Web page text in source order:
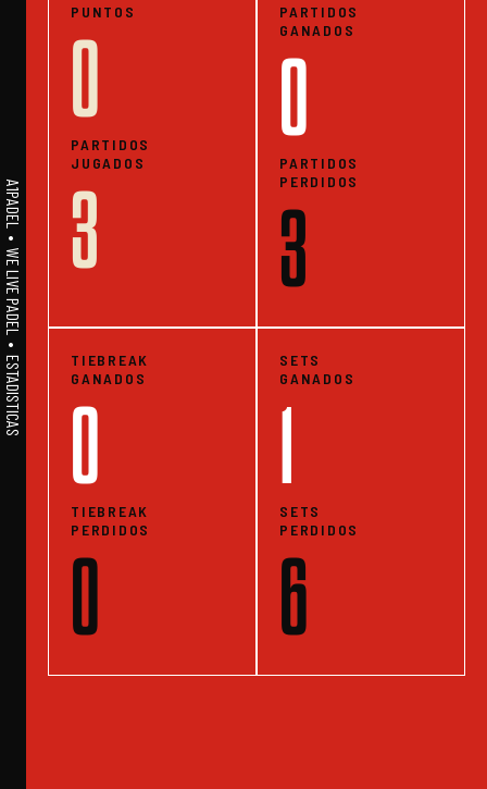
A1PADEL • WE LIVE PADEL • ESTADISTICAS
PUNTOS
0
PARTIDOS
JUGADOS
3
PARTIDOS
GANADOS
0
PARTIDOS
PERDIDOS
3
TIEBREAK
GANADOS
0
TIEBREAK
PERDIDOS
0
SETS
GANADOS
1
SETS
PERDIDOS
6